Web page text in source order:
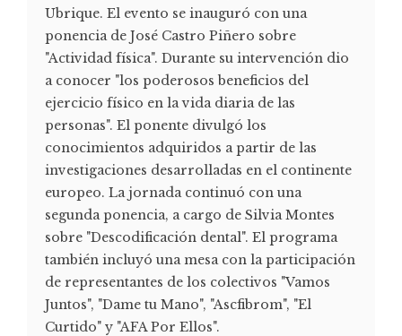
Ubrique. El evento se inauguró con una
ponencia de José Castro Piñero sobre
"Actividad física". Durante su intervención dio
a conocer "los poderosos beneficios del
ejercicio físico en la vida diaria de las
personas". El ponente divulgó los
conocimientos adquiridos a partir de las
investigaciones desarrolladas en el continente
europeo. La jornada continuó con una
segunda ponencia, a cargo de Silvia Montes
sobre "Descodificación dental". El programa
también incluyó una mesa con la participación
de representantes de los colectivos "Vamos
Juntos", "Dame tu Mano", "Ascfibrom", "El
Curtido" y "AFA Por Ellos".